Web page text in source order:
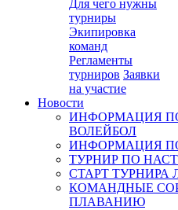
Для чего нужны
турниры
Экипировка
команд
Регламенты
турниров Заявки
на участие
Новости
ИНФОРМАЦИЯ
ВОЛЕЙБОЛ
ИНФОРМАЦИЯ
ТУРНИР ПО
СТАРТ ТУРНИРА
КОМАНДНЫЕ
ПЛАВАНИЮ